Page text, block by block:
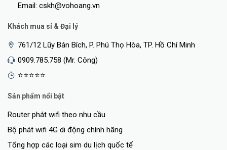
tính để bàn, pad, PS3, Xbox và TV thông minh. Download Master
cũng như cho phép bạn quản lý và giám sát tình trạng tải về từ xa.
Email: cskh@vohoang.vn
Khách mua sỉ & Đại lý
761/12 Lũy Bán Bích, P. Phú Thọ Hòa, TP. Hồ Chí Minh
0909.785.758 (Mr. Công)
⭐⭐⭐⭐⭐
Sản phẩm nổi bật
Router phát wifi theo nhu cầu
Bộ phát wifi 4G di động chính hãng
Tổng hợp các loại sim du lịch quốc tế